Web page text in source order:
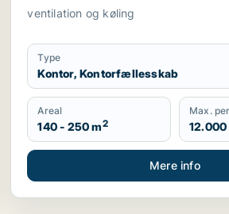
ventilation og køling
Type
Kontor, Kontorfællesskab
Areal
140 - 250 m2
Max.
12.000
Mere info